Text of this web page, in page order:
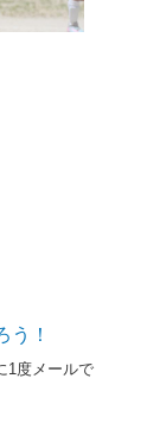
う！
1度メールで